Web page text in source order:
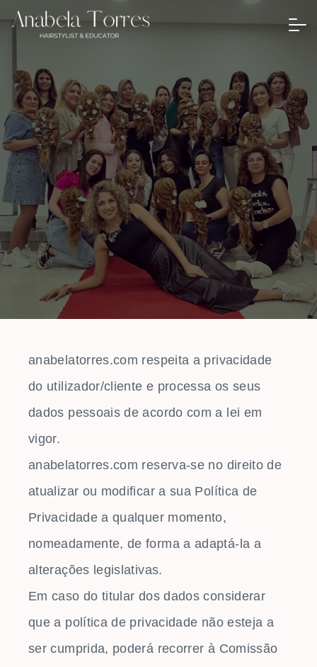
anabelatorres.com respeita a privacidade
do utilizador/cliente e processa os seus
dados pessoais de acordo com a lei em
vigor.
anabelatorres.com reserva-se no direito de
atualizar ou modificar a sua Política de
Privacidade a qualquer momento,
nomeadamente, de forma a adaptá-la a
alterações legislativas.
Em caso do titular dos dados considerar
que a política de privacidade não esteja a
ser cumprida, poderá recorrer à Comissão